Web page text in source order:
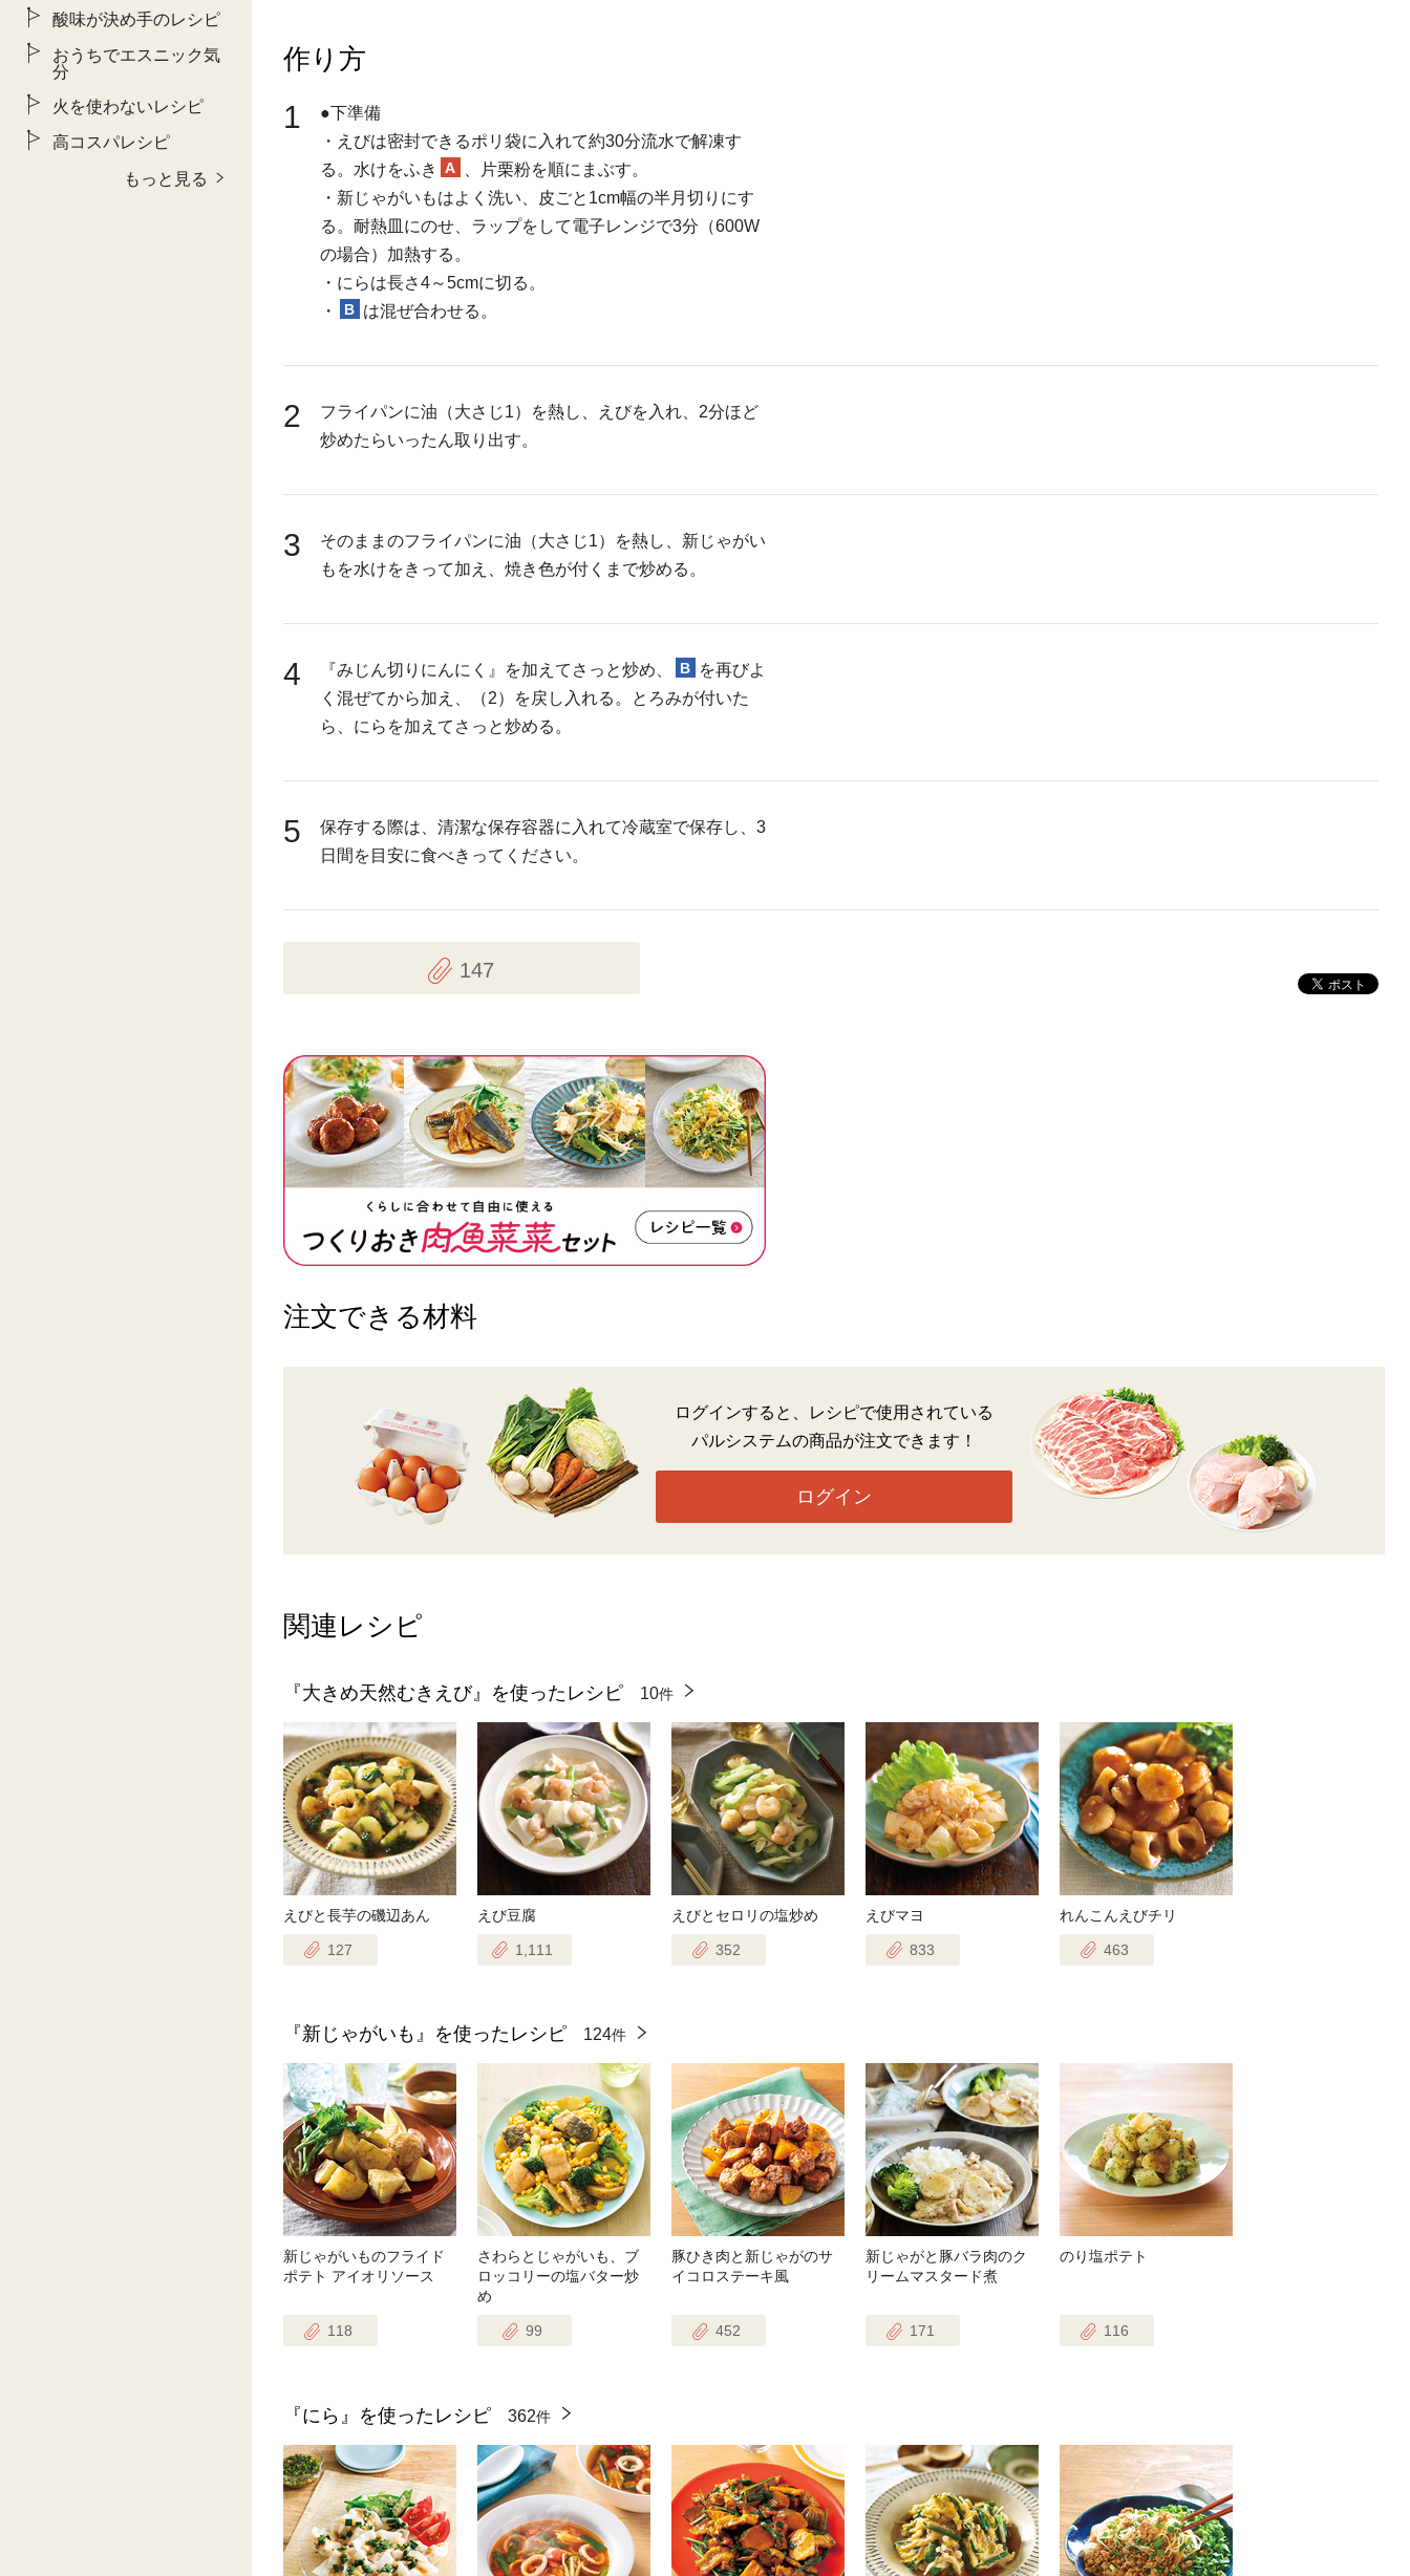
作り方
1
●下準備
・えびは密封できるポリ袋に入れて約30分流水で解凍す
る。水けをふき
A
、片栗粉を順にまぶす。
・新じゃがいもはよく洗い、皮ごと1cm幅の半月切りにす
る。耐熱皿にのせ、ラップをして電子レンジで3分（600W
の場合）加熱する。
・にらは長さ4～5cmに切る。
・
B は混ぜ合わせる。
2
フライパンに油（大さじ1）を熱し、えびを入れ、2分ほど
炒めたらいったん取り出す。
3
そのままのフライパンに油（大さじ1）を熱し、新じゃがい
もを水けをきって加え、焼き色が付くまで炒める。
4 『みじん切りにんにく』を加えてさっと炒め、 B
を再びよ
く混ぜてから加え、（2）を戻し入れる。とろみが付いた
ら、にらを加えてさっと炒める。
5
保存する際は、清潔な保存容器に入れて冷蔵室で保存し、3
日間を目安に食べきってください。
147
注文できる材料
ログインすると、レシピで使用されている
パルシステムの商品が注文できます！
ログイン
関連レシピ
『大きめ天然むきえび』を使ったレシピ 10件
えびと長芋の磯辺あん
127
えび豆腐
1,111
えびとセロリの塩炒め
352
えびマヨ
833
れんこんえびチリ
463
『新じゃがいも』を使ったレシピ 124件
新じゃがいものフライド
ポテト アイオリソース
118
さわらとじゃがいも、ブ
ロッコリーの塩バター炒
め
99
豚ひき肉と新じゃがのサ
イコロステーキ風
452
新じゃがと豚バラ肉のク
リームマスタード煮
171
のり塩ポテト
116
『にら』を使ったレシピ 362件
酸味が決め手のレシピ
おうちでエスニック気
分
火を使わないレシピ
高コスパレシピ
もっと見る